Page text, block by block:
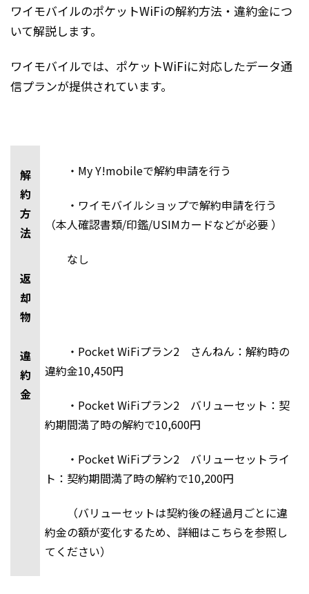
ワイモバイルのポケットWiFiの解約方法・違約金につ
いて解説します。
ワイモバイルでは、ポケットWiFiに対応したデータ通
信プランが提供されています。
解
約
方
法
・My Y!mobileで解約申請を行う
・ワイモバイルショップで解約申請を行う
（本人確認書類/印鑑/USIMカードなどが必要 ）
返
却
物
なし
違
約
金
・Pocket WiFiプラン2 さんねん：解約時の
違約金10,450円
・Pocket WiFiプラン2 バリューセット：契
約期間満了時の解約で10,600円
・Pocket WiFiプラン2 バリューセットライ
ト：契約期間満了時の解約で10,200円
（バリューセットは契約後の経過月ごとに違
約金の額が変化するため、詳細はこちらを参照し
てください）